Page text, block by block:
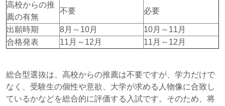
高校からの推
薦の有無
不要 必要
出願時期 8月～10月
10月～11月
合格発表
11月～12月 11月～12月
総合型選抜は、高校からの推薦は不要ですが、学力だけで
なく、受験生の個性や意欲、大学が求める人物像に合致し
ているかなどを総合的に評価する入試です。そのため、将